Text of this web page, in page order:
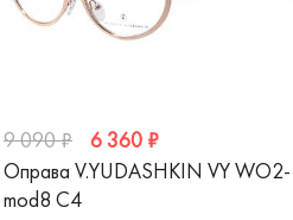
9 090 ₽
6 360 ₽
Оправа V.YUDASHKIN VY WO2-
mod8 C4